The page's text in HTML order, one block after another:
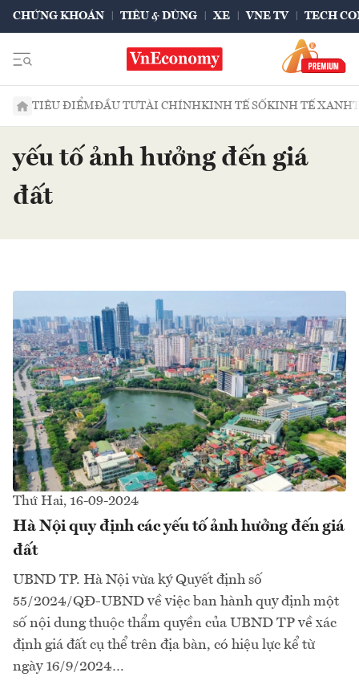
CHỨNG KHOÁN TIÊU & DÙNG XE VNE TV TECH
TIÊU ĐIỂMĐẦU TƯTÀI CHÍNHKINH TẾ SỐKINH TẾ XANH
yếu tố ảnh hưởng đến giá
đất
Thứ Hai, 16-09-2024
Hà Nội quy định các yếu tố ảnh hưởng đến giá
đất
UBND TP. Hà Nội vừa ký Quyết định số
55/2024/QĐ-UBND về việc ban hành quy định một
số nội dung thuộc thẩm quyền của UBND TP về xác
định giá đất cụ thể trên địa bàn, có hiệu lực kể từ
ngày 16/9/2024…